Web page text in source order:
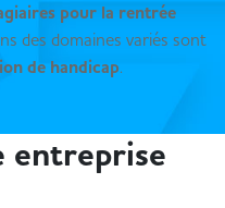
pour la rentrée
des domaines variés sont
de handicap.
entreprise